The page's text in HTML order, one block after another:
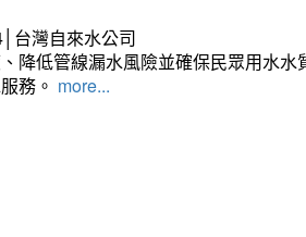
台灣自來水公司
降低管線漏水風險並確保民眾用水
務。 more...